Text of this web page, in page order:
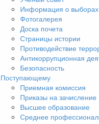
Информация о выборах
Фотогалерея
Доска почета
Страницы истории
Противодействие
Антикоррупционная
Безопасность
Поступающему
Приемная комиссия
Приказы на зачисление
Высшее образование
Среднее